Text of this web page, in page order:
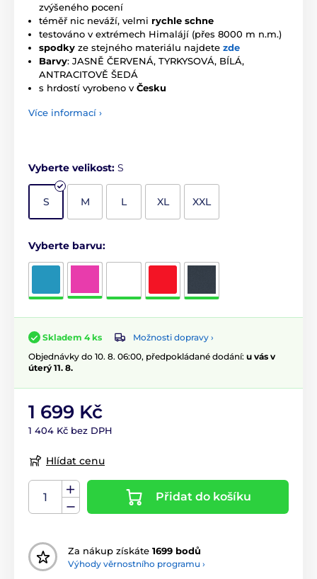
zvýšeného pocení
téměř nic neváží, velmi rychle schne
testováno v extrémech Himalájí (přes 8000 m n.m.)
spodky ze stejného materiálu najdete zde
Barvy: JASNĚ ČERVENÁ, TYRKYSOVÁ, BÍLÁ,
ANTRACITOVĚ ŠEDÁ
s hrdostí vyrobeno v Česku
Více informací ›
Vyberte velikost: S
S M L XL XXL
Vyberte barvu:
Skladem 4 ks
Možnosti dopravy ›
Objednávky do 10. 8. 06:00, předpokládané dodání: u vás v
úterý 11. 8.
1 699 Kč
1 404 Kč bez DPH
Hlídat cenu
Přidat do košíku
Za nákup získáte 1699 bodů
Výhody věrnostního programu ›